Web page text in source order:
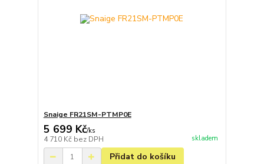
Snaige FR21SM-PTMP0E
5 699 Kč/ks
4 710 Kč bez DPH skladem
Přidat do košíku